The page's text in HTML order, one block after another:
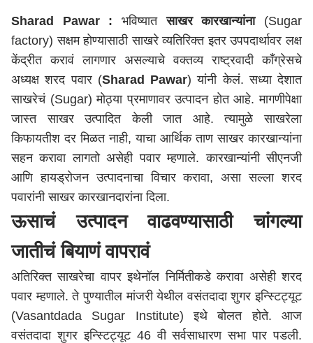
Sharad Pawar : भविष्यातसाखर कारखान्यांना(Sugar
factory) सक्षम होण्यासाठी साखरे व्यतिरिक्त इतर उपपदार्थावर लक्ष
केंद्रीत करावं लागणार असल्याचे वक्तव्य राष्ट्रवादी काँग्रेसचे
अध्यक्ष शरद पवार (Sharad Pawar) यांनी केलं. सध्या देशात
साखरेचं (Sugar) मोठ्या प्रमाणावर उत्पादन होत आहे. मागणीपेक्षा
जास्त साखर उत्पादित केली जात आहे. त्यामुळे साखरेला
किफायतीश दर मिळत नाही, याचा आर्थिक ताण साखर कारखान्यांना
सहन करावा लागतो असेही पवार म्हणाले. कारखान्यांनी सीएनजी
आणि हायड्रोजन उत्पादनाचा विचार करावा, असा सल्ला शरद
पवारांनी साखर कारखानदारांना दिला.
ऊसाचं उत्पादन वाढवण्यासाठी चांगल्या
जातीचं बियाणं वापरावं
अतिरिक्त साखरेचा वापर इथेनॉल निर्मितीकडे करावा असेही शरद
पवार म्हणाले. ते पुण्यातील मांजरी येथील वसंतदादा शुगर इन्स्टिट्यूट
(Vasantdada Sugar Institute) इथे बोलत होते. आज
वसंतदादा शुगर इन्स्टिट्यूट 46 वी सर्वसाधारण सभा पार पडली.